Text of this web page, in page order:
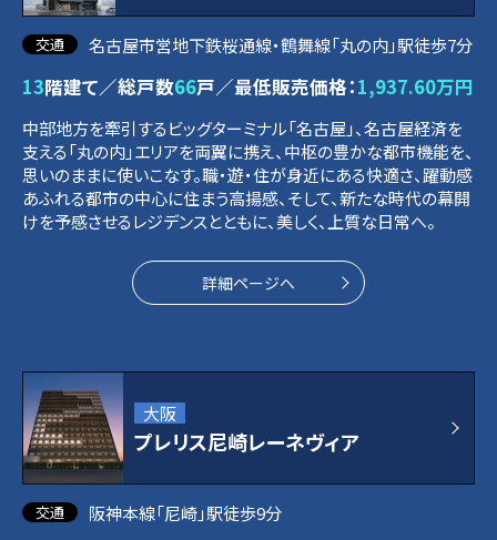
名古屋市営地下鉄桜通線・鶴舞線「丸の内」駅徒歩7分
13階建て／総戸数66戸／最低販売価格：1,937.60万円
中部地方を牽引するビッグターミナル「名古屋」、名古屋経済を
支える「丸の内」エリアを両翼に携え、中枢の豊かな都市機能を、
思いのままに使いこなす。職・遊・住が身近にある快適さ、躍動感
あふれる都市の中心に住まう高揚感、そして、新たな時代の幕開
けを予感させるレジデンスとともに、美しく、上質な日常へ。
詳細ページへ
大阪
プレリス尼崎レーネヴィア
阪神本線「尼崎」駅徒歩9分